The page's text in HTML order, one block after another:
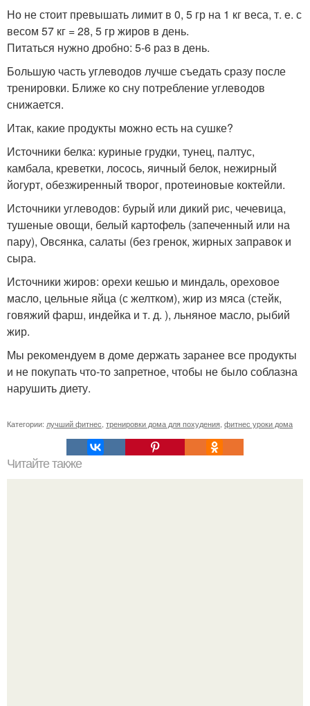
Но не стоит превышать лимит в 0, 5 гр на 1 кг веса, т. е. с
весом 57 кг = 28, 5 гр жиров в день.
Питаться нужно дробно: 5-6 раз в день.
Большую часть углеводов лучше съедать сразу после
тренировки. Ближе ко сну потребление углеводов
снижается.
Итак, какие продукты можно есть на сушке?
Источники белка: куриные грудки, тунец, палтус,
камбала, креветки, лосось, яичный белок, нежирный
йогурт, обезжиренный творог, протеиновые коктейли.
Источники углеводов: бурый или дикий рис, чечевица,
тушеные овощи, белый картофель (запеченный или на
пару), Овсянка, салаты (без гренок, жирных заправок и
сыра.
Источники жиров: орехи кешью и миндаль, ореховое
масло, цельные яйца (с желтком), жир из мяса (стейк,
говяжий фарш, индейка и т. д. ), льняное масло, рыбий
жир.
Мы рекомендуем в доме держать заранее все продукты
и не покупать что-то запретное, чтобы не было соблазна
нарушить диету.
Категории: лучший фитнес тренировки дома для похудения фитнес уроки дома
Читайте также